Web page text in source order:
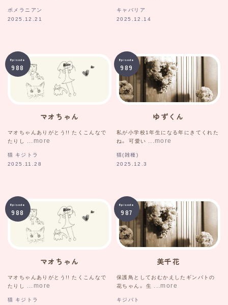
ポメラニアン
2025.12.21
キャバリア
2025.12.14
Episode
988
マオちゃん
マオちゃんありがとう!! たくこんなで
たりし
猫 キジトラ
2025.11.28
Episode
989
ゆずくん
私が小学校1年生になる年にきてくれた
ね。 可愛い
猫(雑種)
2025.12.3
Episode
988
マオちゃん
マオちゃんありがとう!! たくこんなで
たりし
猫 キジトラ
Episode
987
美千花
保護鳥としておむかえしたギンバトの
花ちゃん。 生
キジバト